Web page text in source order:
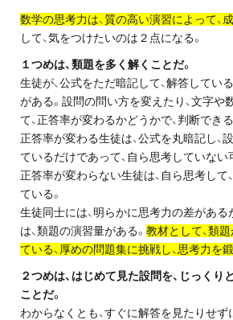
インフォメーション
会社概要
採用情報
プライバシーポリシー
免責事項・著作権等
数学の思考力は、質の高い演習によって、成
して、気をつけたいのは２点になる。
１つめは、類題を多く解くことだ。
生徒が、公式をただ暗記して、解答してい
がある。設問の問い方を変えたり、文字や
て、正答率が変わるかどうかで、判断できる
正答率が変わる生徒は、公式を丸暗記し、
ているだけであって、自ら思考していない
正答率が変わらない生徒は、自ら思考して
ている。
生徒同士には、明らかに思考力の差がある
は、類題の演習量がある。 教材として、類
ている、厚めの問題集に挑戦し、思考力を
２つめは、はじめて見た設問を、じっくり
ことだ。
わからなくとも、すぐに解答を見たりせず